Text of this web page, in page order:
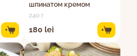
+
шпинатом кремом
240 г
180 lei +